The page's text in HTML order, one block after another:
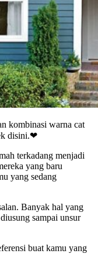
kombinasi warna cat
disini.❤
terkadang menjadi
yang baru
yang sedang
Banyak hal yang
sampai unsur
buat kamu yang